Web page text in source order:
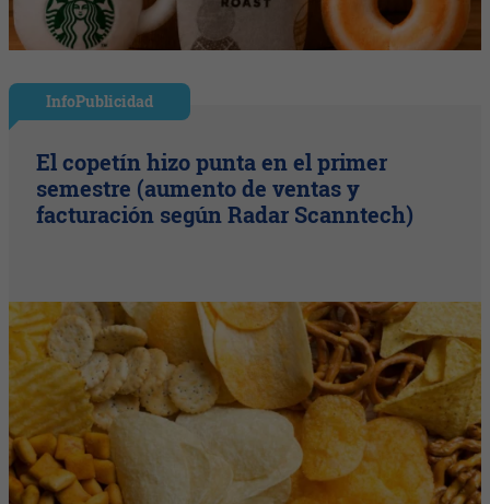
InfoPublicidad
El copetín hizo punta en el primer
semestre (aumento de ventas y
facturación según Radar Scanntech)